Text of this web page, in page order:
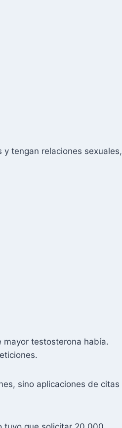
tengan relaciones sexuales,
mayor testosterona había.
sino aplicaciones de citas